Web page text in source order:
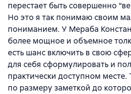
перестает быть совершенно
Но это я так понимаю своим
пониманием. У Мераба
более мощное и объемное
есть шанс включить в свою
для себя сформулировать и
практически доступном месте.
по размеру заметкой до